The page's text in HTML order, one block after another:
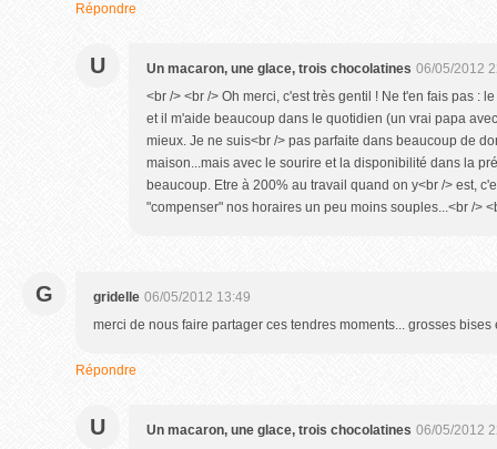
Répondre
U Un macaron, une glace, trois chocolatines 06/05/2012
<br /> <br /> Oh merci, c'est très gentil ! Ne t'en fais pas :
et il m'aide beaucoup dans le quotidien (un vrai papa
mieux. Je ne suis<br /> pas parfaite dans beaucoup de
maison...mais avec le sourire et la disponibilité dans la
beaucoup. Etre à 200% au travail quand on y<br /> est,
"compenser" nos horaires un peu moins souples...<br />
G gridelle 06/05/2012 13:49
merci de nous faire partager ces tendres moments... grosses bises
Répondre
U Un macaron, une glace, trois chocolatines 06/05/2012